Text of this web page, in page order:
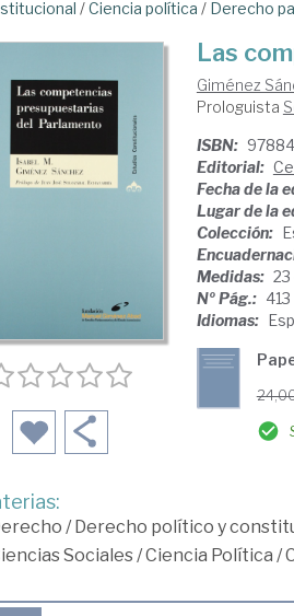
/Ciencia política / Derecho
Las
Giménez
Prologuista
ISBN:
Editorial:
Fecha de la
Lugar de la
Colección:
Medidas: 23
Nº Pág.: 413
Idiomas:
/Derecho político y
Sociales/Ciencia Política /